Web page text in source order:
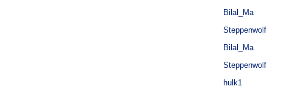
Bilal_Ma
Steppenwolf
Bilal_Ma
Steppenwolf
hulk1